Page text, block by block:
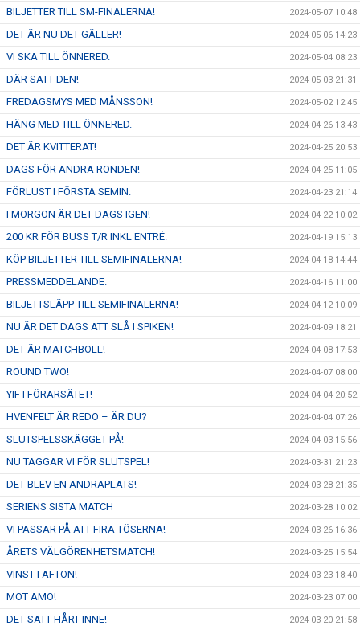
BILJETTER TILL SM-FINALERNA! 2024-05-07 10:48
DET ÄR NU DET GÄLLER! 2024-05-06 14:23
VI SKA TILL ÖNNERED. 2024-05-04 08:23
DÄR SATT DEN! 2024-05-03 21:31
FREDAGSMYS MED MÅNSSON! 2024-05-02 12:45
HÄNG MED TILL ÖNNERED. 2024-04-26 13:43
DET ÄR KVITTERAT! 2024-04-25 20:53
DAGS FÖR ANDRA RONDEN! 2024-04-25 11:05
FÖRLUST I FÖRSTA SEMIN. 2024-04-23 21:14
I MORGON ÄR DET DAGS IGEN! 2024-04-22 10:02
200 KR FÖR BUSS T/R INKL ENTRÉ. 2024-04-19 15:13
KÖP BILJETTER TILL SEMIFINALERNA! 2024-04-18 14:44
PRESSMEDDELANDE. 2024-04-16 11:00
BILJETTSLÄPP TILL SEMIFINALERNA! 2024-04-12 10:09
NU ÄR DET DAGS ATT SLÅ I SPIKEN! 2024-04-09 18:21
DET ÄR MATCHBOLL! 2024-04-08 17:53
ROUND TWO! 2024-04-07 08:00
YIF I FÖRARSÄTET! 2024-04-04 20:52
HVENFELT ÄR REDO – ÄR DU? 2024-04-04 07:26
SLUTSPELSSKÄGGET PÅ! 2024-04-03 15:56
NU TAGGAR VI FÖR SLUTSPEL! 2024-03-31 21:23
DET BLEV EN ANDRAPLATS! 2024-03-28 21:35
SERIENS SISTA MATCH 2024-03-28 10:02
VI PASSAR PÅ ATT FIRA TÖSERNA! 2024-03-26 16:36
ÅRETS VÄLGÖRENHETSMATCH! 2024-03-25 15:54
VINST I AFTON! 2024-03-23 18:40
MOT AMO! 2024-03-23 07:00
DET SATT HÅRT INNE! 2024-03-20 21:58